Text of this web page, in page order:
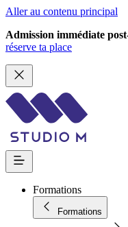
Aller au contenu principal
Admission immédiate
réserve ta place
Formations
Formations